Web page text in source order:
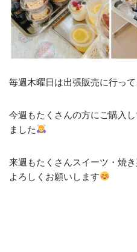
毎週木曜日は出張販売に行っ
今週もたくさんの方にご購入
ました
来週もたくさんスイーツ・焼
よろしくお願いします